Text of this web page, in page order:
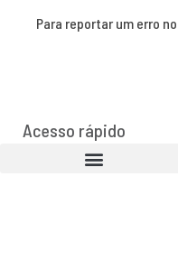
Para reportar um erro
Acesso rápido